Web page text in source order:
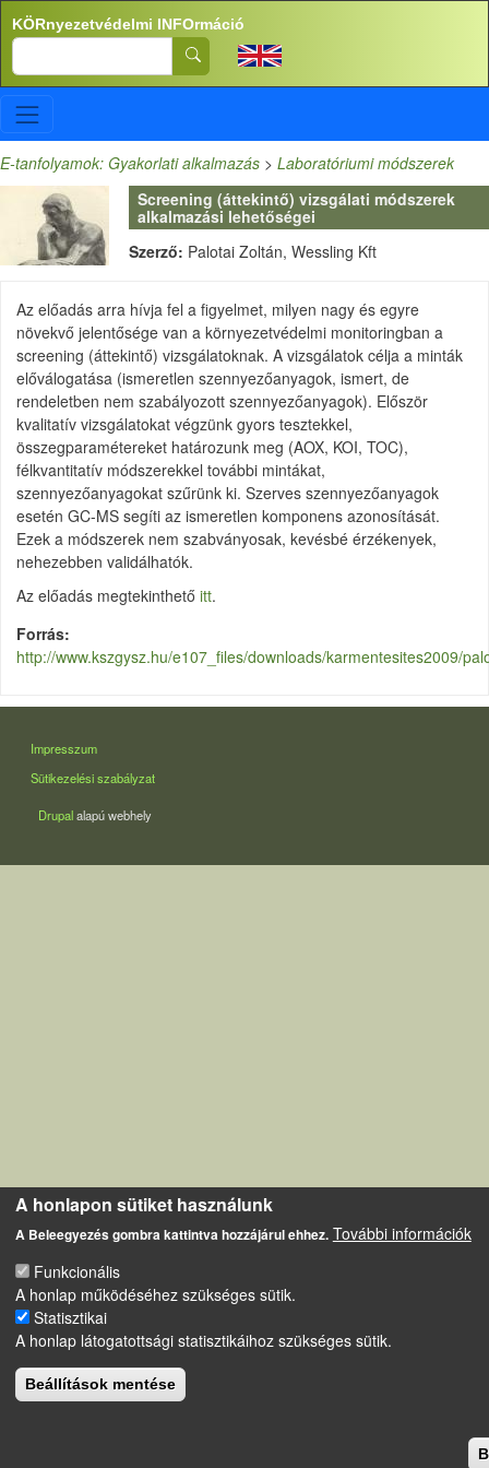
Ugrás a tartalomra
KÖRnyezetvédelmi INFOrmáció
Search
E-tanfolyamok: Gyakorlati alkalmazás > Laboratóriumi módszerek
Screening (áttekintő) vizsgálati módszerek
alkalmazási lehetőségei
Szerző: Palotai Zoltán, Wessling Kft
Az előadás arra hívja fel a figyelmet, milyen nagy és egyre
növekvő jelentősége van a környezetvédelmi monitoringban a
screening (áttekintő) vizsgálatoknak. A vizsgálatok célja a minták
előválogatása (ismeretlen szennyezőanyagok, ismert, de
rendeletben nem szabályozott szennyezőanyagok). Először
kvalitatív vizsgálatokat végzünk gyors tesztekkel,
összegparamétereket határozunk meg (AOX, KOI, TOC),
félkvantitatív módszerekkel további mintákat,
szennyezőanyagokat szűrünk ki. Szerves szennyezőanyagok
esetén GC-MS segíti az ismeretlen komponens azonosítását.
Ezek a módszerek nem szabványosak, kevésbé érzékenyek,
nehezebben validálhatók.
Az előadás megtekinthető itt.
Forrás
http://www.kszgysz.hu/e107_files/downloads/karmentesites2009/
LÁBLÉC
Impresszum
Sütikezelési szabályzat
Drupalalapú webhely
A honlapon sütiket használunk
A Beleegyezés gombra kattintva hozzájárul ehhez. További információk
Funkcionális
A honlap működéséhez szükséges sütik.
Statisztikai
A honlap látogatottsági statisztikáihoz szükséges sütik.
Beállítások mentése